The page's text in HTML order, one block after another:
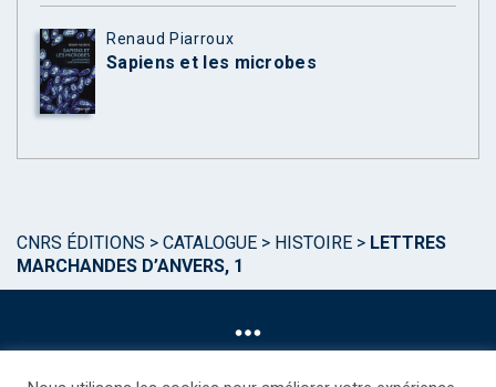
Renaud Piarroux
Sapiens et les microbes
CNRS ÉDITIONS > CATALOGUE > HISTOIRE > LETTRES
MARCHANDES D’ANVERS, 1